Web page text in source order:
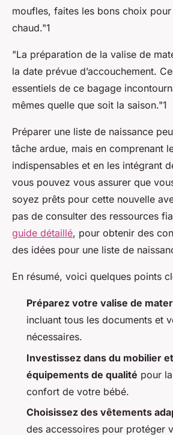
moufles, faites les bons choix
chaud."1
"La préparation de la valise de
la date prévue d’accouchement.
essentiels de ce bagage
mêmes quelle que soit la saison."1
Préparer une liste de naissance
tâche ardue, mais en comprenant
indispensables et en les intégrant
vous pouvez vous assurer que
soyez prêts pour cette nouvelle
pas de consulter des ressources
guide détaillé, pour obtenir des
des idées pour une liste de
En résumé, voici quelques points
Préparez votre valise de
incluant tous les documents et
nécessaires.
Investissez dans du mobilier
équipements de qualité pour
confort de votre bébé.
Choisissez des vêtements
des accessoires pour protéger